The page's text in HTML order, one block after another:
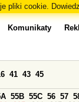
pliki cookie.
Komunikaty
41 43 45
55B 55C 56 57